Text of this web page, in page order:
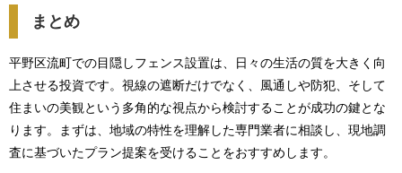
まとめ
平野区流町での目隠しフェンス設置は、日々の生活の質を大きく向
上させる投資です。視線の遮断だけでなく、風通しや防犯、そして
住まいの美観という多角的な視点から検討することが成功の鍵とな
ります。まずは、地域の特性を理解した専門業者に相談し、現地調
査に基づいたプラン提案を受けることをおすすめします。